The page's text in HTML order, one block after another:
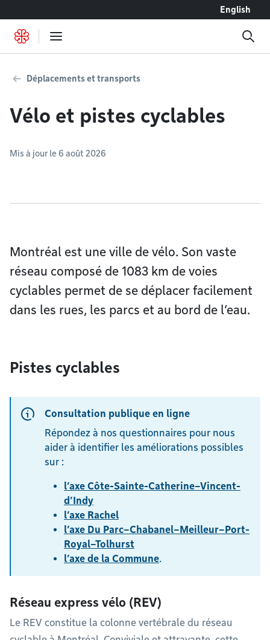
English
Déplacements et transports
Vélo et pistes cyclables
Mis à jour le 6 août 2026
Montréal est une ville de vélo. Son vaste
réseau composé de 1083 km de voies
cyclables permet de se déplacer facilement
dans les rues, les parcs et au bord de l’eau.
Pistes cyclables
Consultation publique en ligne
Répondez à nos questionnaires pour nous
aider à identifier les améliorations possibles
sur :
l’axe Côte-Sainte-Catherine–Vincent-
d’Indy
l’axe Rachel
l’axe Du Parc–Chabanel–Meilleur–Port-
Royal–Tolhurst
l’axe de la Commune.
Réseau express vélo (REV)
Le REV constitue la colonne vertébrale du réseau